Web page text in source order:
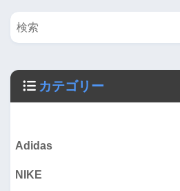
カテゴリー
Adidas
NIKE